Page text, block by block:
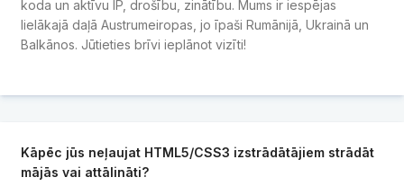
koda un aktīvu IP, drošību, zinātību. Mums ir iespējas
lielākajā daļā Austrumeiropas, jo īpaši Rumānijā, Ukrainā un
Balkānos. Jūtieties brīvi ieplānot vizīti!
Kāpēc jūs neļaujat HTML5/CSS3 izstrādātājiem strādāt
mājās vai attālināti?